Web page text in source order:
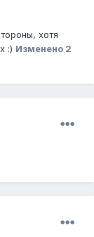
хотя
:) Изменено 2